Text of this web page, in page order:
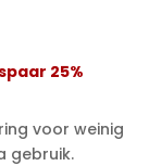
25%
voor weinig
gebruik.